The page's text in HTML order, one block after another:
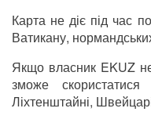
Карта не діє під час
Ватикану,
Якщо власник EKUZ
зможе скористатися
Ліхтенштайні,